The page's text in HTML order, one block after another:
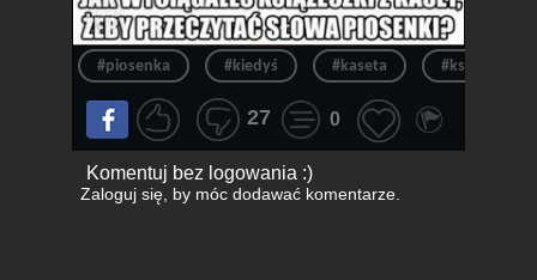
#piosenka #kiedyś #kaseta #książeczka
27 0
Komentuj bez logowania :)
Zaloguj się, by móc dodawać komentarze.